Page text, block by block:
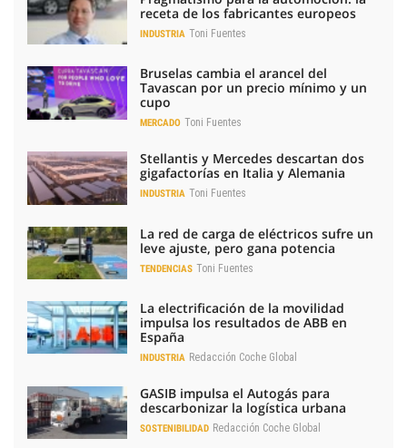
receta de los fabricantes europeos
INDUSTRIA Toni Fuentes
Bruselas cambia el arancel del
Tavascan por un precio mínimo y un
cupo
MERCADO Toni Fuentes
Stellantis y Mercedes descartan dos
gigafactorías en Italia y Alemania
INDUSTRIA Toni Fuentes
La red de carga de eléctricos sufre un
leve ajuste, pero gana potencia
TENDENCIAS Toni Fuentes
La electrificación de la movilidad
impulsa los resultados de ABB en
España
INDUSTRIA Redacción Coche Global
GASIB impulsa el Autogás para
descarbonizar la logística urbana
SOSTENIBILIDAD Redacción Coche Global